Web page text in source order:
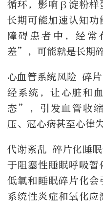
循环，影响β淀粉样
长期可能加速认知功
障碍患者中，经
差”，可能就是长期
心血管系统风险 碎
经系统，让心脏和
态”，引发血管收
压、冠心病甚至心律
代谢紊乱 碎片化睡
于阻塞性睡眠呼吸暂
低氧和睡眠碎片化会
系统性炎症和氧化